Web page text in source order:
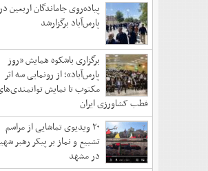
پیاده‌روی جاماندگان اربعین
پارس‌آباد برگزارشد
برگزاری باشکوه همایش «روز
پارس‌آباد»؛ از رونمایی سه اثر
مکتوب تا نمایش
قطب کشاورزی ایران
۲۰ ویدیوی تماشایی از مراسم
تشییع و نماز بر پیکر رهبر
در مشهد